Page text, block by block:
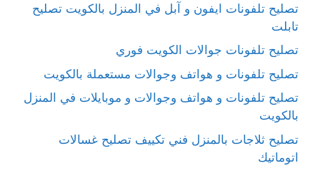
تصليح تلفونات ايفون و آبل في المنزل بالكويت تصليح
تابلت
تصليح تلفونات جوالات الكويت فوري
تصليح تلفونات و هواتف وجوالات مستعملة بالكويت
تصليح تلفونات و هواتف وجوالات و موبايلات في المنزل
بالكويت
تصليح ثلاجات بالمنزل فني تكييف تصليح غسالات
اتوماتيك